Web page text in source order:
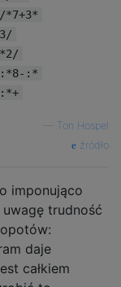
lowest();
push
// Output all
:*
Ton Hospel
źródło
imponująco
trudność
daje
całkiem